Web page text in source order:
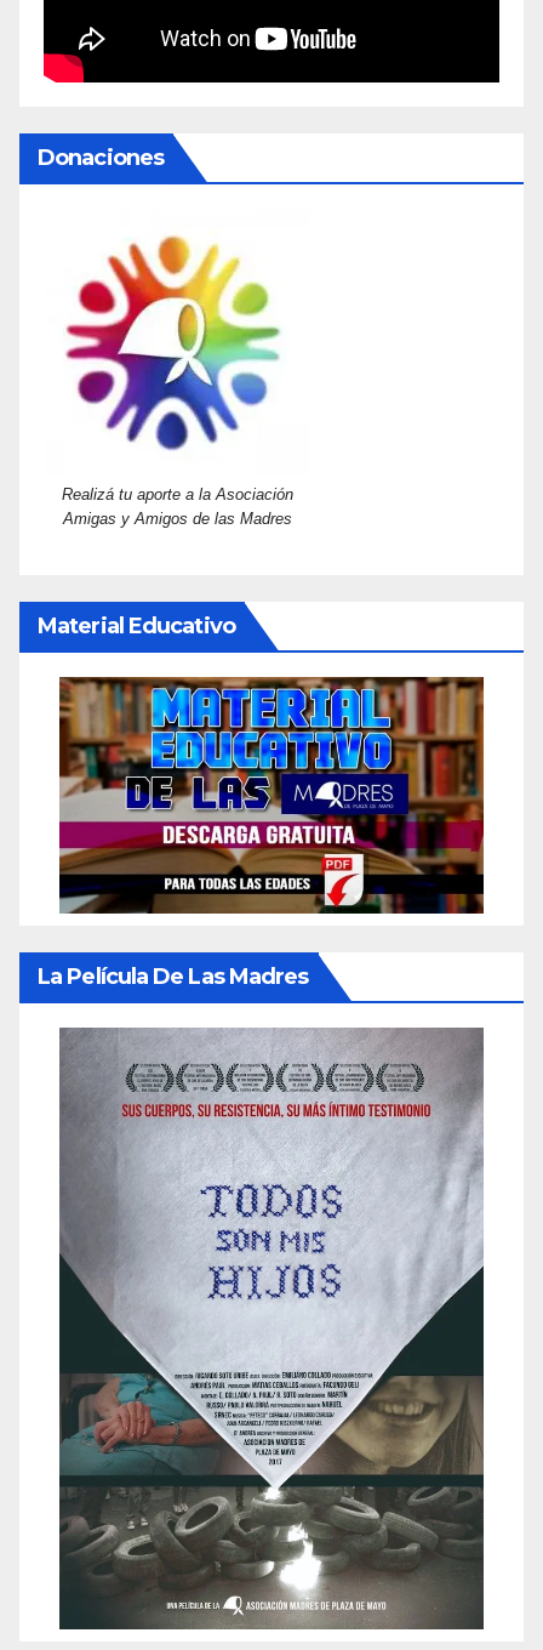
Donaciones
Realizá tu aporte a la Asociación
Amigas y Amigos de las Madres
Material Educativo
La Película De Las Madres